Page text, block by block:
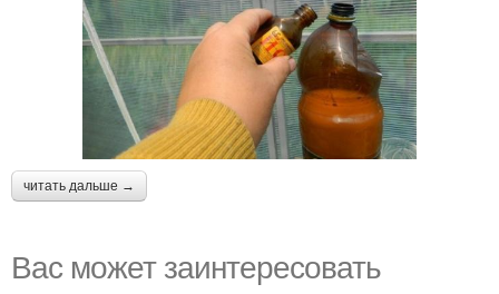
читать дальше →
Вас может заинтересовать